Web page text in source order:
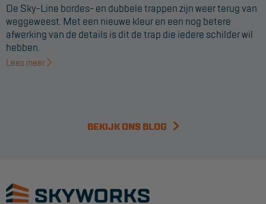
De Sky-Line bordes- en dubbele trappen zijn weer terug van
weggeweest. Met een nieuwe kleur en een nog betere
afwerking van de details is dit de trap die iedere schilder wil
hebben.
Lees meer
BEKIJK ONS BLOG